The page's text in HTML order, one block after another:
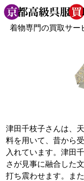
着物専門の買取サー
津田千枝子さんは、
料を用いて、昔から
入れています。津田
さが見事に融合した
打ち震わせます。ま